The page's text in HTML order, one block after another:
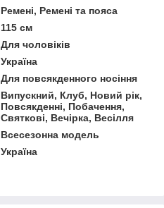
Ремені, Ремені та пояса
115 см
Для чоловіків
Україна
Для повсякденного носіння
Випускний, Клуб, Новий рік,
Повсякденні, Побачення,
Святкові, Вечірка, Весілля
Всесезонна модель
Україна